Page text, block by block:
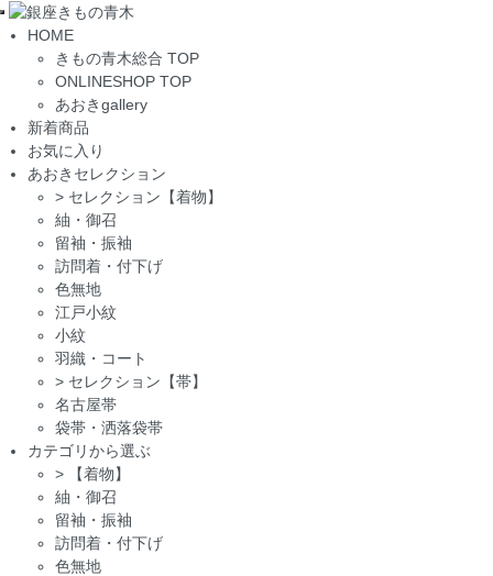
Toggle
navigation
HOME
きもの青木総合 TOP
ONLINESHOP TOP
あおきgallery
新着商品
お気に入り
あおきセレクション
> セレクション【着物】
紬・御召
留袖・振袖
訪問着・付下げ
色無地
江戸小紋
小紋
羽織・コート
> セレクション【帯】
名古屋帯
袋帯・洒落袋帯
カテゴリから選ぶ
>
【着物】
紬・御召
留袖・振袖
訪問着・付下げ
色無地